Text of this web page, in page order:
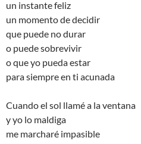
un instante feliz
un momento de decidir
que puede no durar
o puede sobrevivir
o que yo pueda estar
para siempre en ti acunada
Cuando el sol llamé a la ventana
y yo lo maldiga
me marcharé impasible